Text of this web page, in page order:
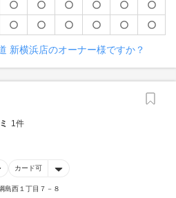
新横浜店のオーナー様ですか？
1件
カード可
島西１丁目７－８